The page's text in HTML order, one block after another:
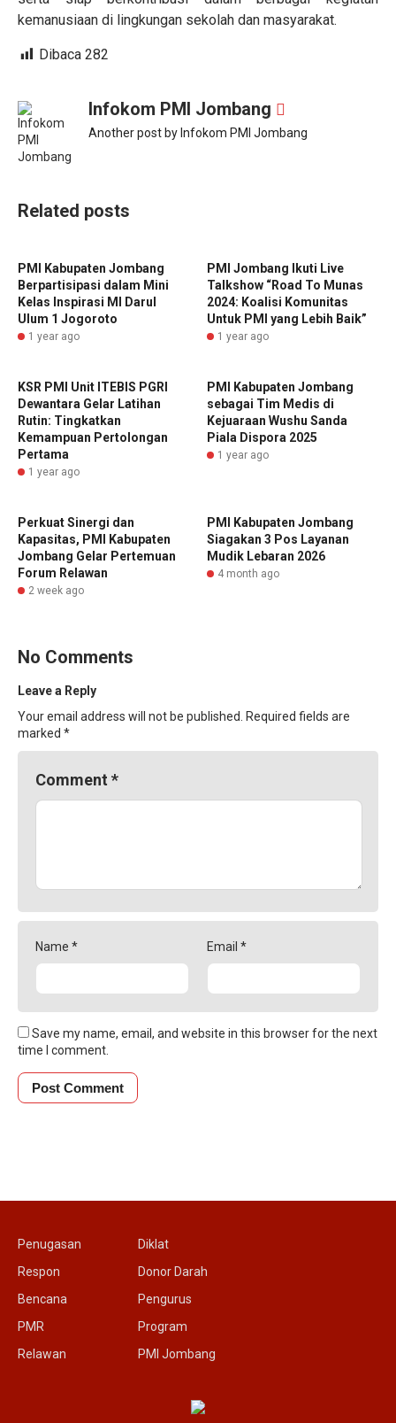
kemanusiaan di lingkungan sekolah dan masyarakat.
Dibaca 282
Infokom PMI Jombang
Another post by Infokom PMI Jombang
Related posts
PMI Kabupaten Jombang
Berpartisipasi dalam Mini
Kelas Inspirasi MI Darul
Ulum 1 Jogoroto
1 year ago
PMI Jombang Ikuti Live
Talkshow “Road To Munas
2024: Koalisi Komunitas
Untuk PMI yang Lebih Baik”
1 year ago
KSR PMI Unit ITEBIS PGRI
Dewantara Gelar Latihan
Rutin: Tingkatkan
Kemampuan Pertolongan
Pertama
1 year ago
PMI Kabupaten Jombang
sebagai Tim Medis di
Kejuaraan Wushu Sanda
Piala Dispora 2025
1 year ago
Perkuat Sinergi dan
Kapasitas, PMI Kabupaten
Jombang Gelar Pertemuan
Forum Relawan
2 week ago
PMI Kabupaten Jombang
Siagakan 3 Pos Layanan
Mudik Lebaran 2026
4 month ago
No Comments
Leave a Reply
Your email address will not be published.
Required fields are
marked *
Comment *
Name * Email *
Save my name, email, and website in this browser for the next
time I comment.
Penugasan
Respon
Bencana
PMR
Relawan
Diklat
Donor Darah
Pengurus
Program
PMI Jombang